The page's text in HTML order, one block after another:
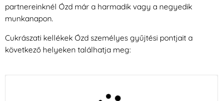
partnereinknél Ózd már a harmadik vagy a negyedik
munkanapon.
Cukrászati kellékek Ózd személyes gyűjtési pontjait a
következő helyeken találhatja meg: